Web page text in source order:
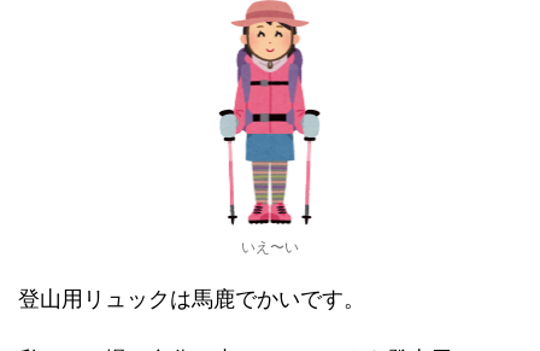
いえ〜い
登山用リュックは馬鹿でかいです。